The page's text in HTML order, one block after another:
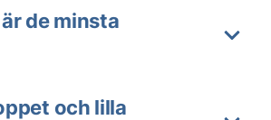
de minsta
och lilla